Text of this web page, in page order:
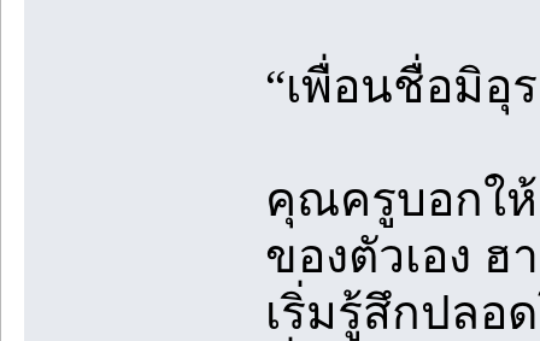
“เพื่อนชื่อมิอุ
คุณครูบอกให้
ของตัวเอง ฮ
เริ่มรู้สึกปลอ